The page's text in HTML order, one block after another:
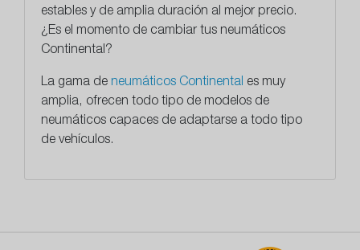
estables y de amplia duración al mejor precio.
¿Es el momento de cambiar tus neumáticos
Continental?
La gama de neumáticos Continental es muy
amplia, ofrecen todo tipo de modelos de
neumáticos capaces de adaptarse a todo tipo
de vehículos.